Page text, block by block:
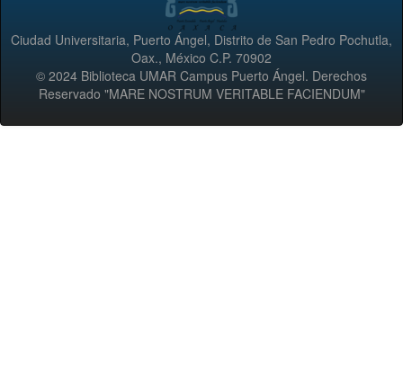
Ciudad Universitaria, Puerto Ángel, Distrito de San Pedro Pochutla,
Oax., México C.P. 70902
© 2024 Biblioteca UMAR Campus Puerto Ángel. Derechos
Reservado "MARE NOSTRUM VERITABLE FACIENDUM"